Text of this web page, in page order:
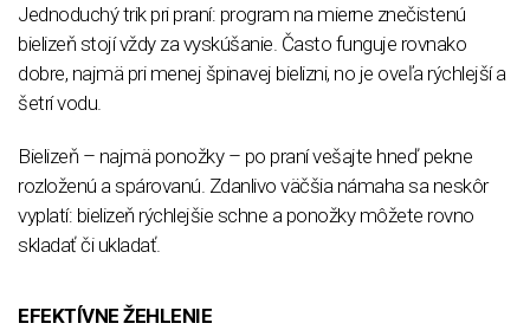
Jednoduchý trik pri praní: program na mierne znečistenú
bielizeň stojí vždy za vyskúšanie. Často funguje rovnako
dobre, najmä pri menej špinavej bielizni, no je oveľa rýchlejší a
šetrí vodu.
Bielizeň – najmä ponožky – po praní vešajte hneď pekne
rozloženú a spárovanú. Zdanlivo väčšia námaha sa neskôr
vyplatí: bielizeň rýchlejšie schne a ponožky môžete rovno
skladať či ukladať.
EFEKTÍVNE ŽEHLENIE